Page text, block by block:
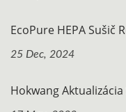
EcoPure HEPA Sušič
25 Dec, 2024
Hokwang Aktualizácia